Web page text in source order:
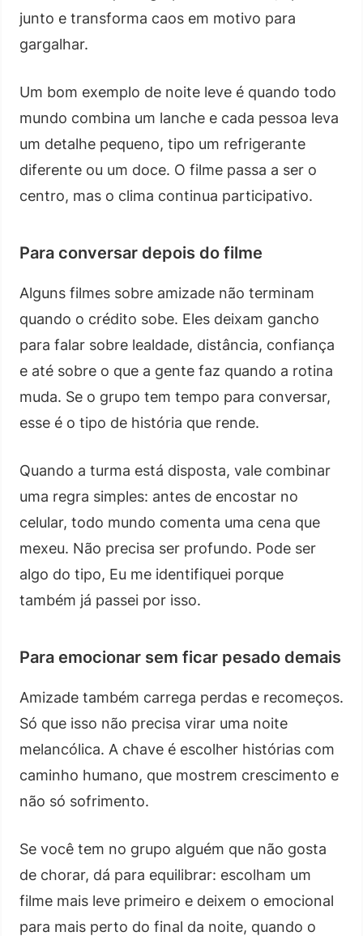
junto e transforma caos em motivo para
gargalhar.
Um bom exemplo de noite leve é quando todo
mundo combina um lanche e cada pessoa leva
um detalhe pequeno, tipo um refrigerante
diferente ou um doce. O filme passa a ser o
centro, mas o clima continua participativo.
Para conversar depois do filme
Alguns filmes sobre amizade não terminam
quando o crédito sobe. Eles deixam gancho
para falar sobre lealdade, distância, confiança
e até sobre o que a gente faz quando a rotina
muda. Se o grupo tem tempo para conversar,
esse é o tipo de história que rende.
Quando a turma está disposta, vale combinar
uma regra simples: antes de encostar no
celular, todo mundo comenta uma cena que
mexeu. Não precisa ser profundo. Pode ser
algo do tipo, Eu me identifiquei porque
também já passei por isso.
Para emocionar sem ficar pesado demais
Amizade também carrega perdas e recomeços.
Só que isso não precisa virar uma noite
melancólica. A chave é escolher histórias com
caminho humano, que mostrem crescimento e
não só sofrimento.
Se você tem no grupo alguém que não gosta
de chorar, dá para equilibrar: escolham um
filme mais leve primeiro e deixem o emocional
para mais perto do final da noite, quando o